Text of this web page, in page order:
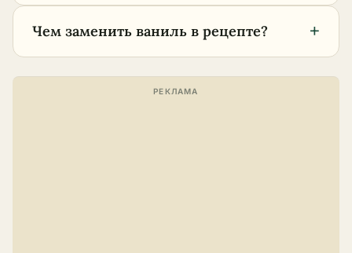
Чем заменить ваниль в рецепте? +